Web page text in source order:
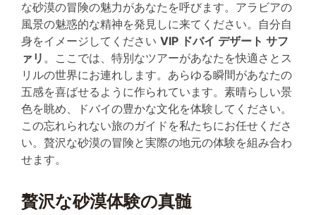
な砂漠の冒険の魅力があなたを呼びます。アラビアの
風景の魅惑的な精神を発見しに来てください。自分自
身をイメージしてください VIP ドバイ デザート サフ
ァリ 。ここでは、特別なツアーがあなたを快適さとス
リルの世界にお連れします。あらゆる瞬間があなたの
五感を喜ばせるように作られています。素晴らしい景
色を眺め、ドバイの豊かな文化を体験してください。
この忘れられない旅のガイドを私たちにお任せくださ
い。贅沢な砂漠の冒険と実際の地元の体験を組み合わ
せます。
贅沢な砂漠体験の真髄